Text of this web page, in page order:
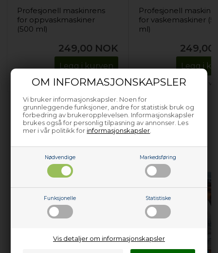
OM INFORMASJONSKAPSLER
Vi bruker informasjonskapsler. Noen for
grunnleggende funksjoner, andre for statistisk bruk og
forbedring av brukeropplevelsen. Informasjonskapsler
brukes også for personlig tilpasning av annonser. Les
mer i vår politikk for informasjonskapsler
Nødvendige Markedsføring
Funksjonelle Statistiske
Vis detaljer om informasjonskapsler
Profesjonell maskinrens
for oppvaskmaskiner
(500 ml)
249,00 NOK
Legg i kurven
På lager. Levering 1–2 virkedager.
Profesjonell
for vaskemaskiner
ml)
249,00
Legg i
På lager. Levering 1–2
HVITEVARER